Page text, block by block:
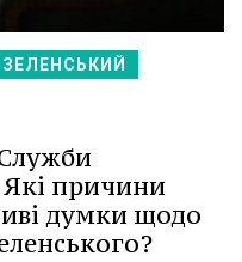
Які причини
думки щодо